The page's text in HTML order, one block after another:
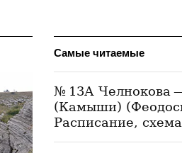
Самые читаемые
№ 13А Челнокова
(Камыши)
Расписание,